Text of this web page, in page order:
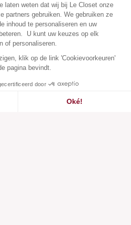
laten weten dat wij bij Le Closet onze
partners gebruiken. We gebruiken ze
inhoud te personaliseren en uw
U kunt uw keuzes op elk
of personaliseren.
klik op de link 'Cookievoorkeuren'
pagina bevindt.
door
Oké!